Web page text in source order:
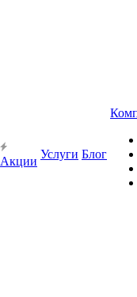
Акции
Услуги Блог